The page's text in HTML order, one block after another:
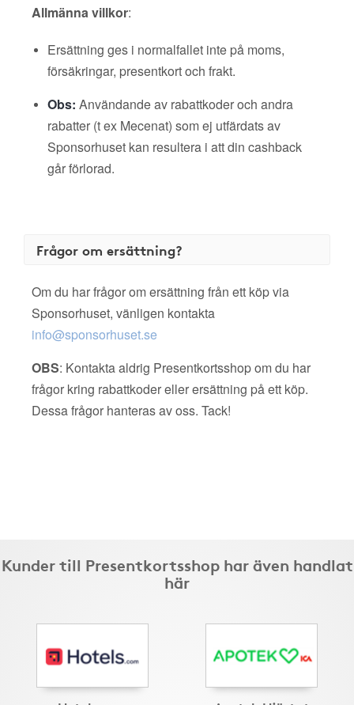
Allmänna villkor:
Ersättning ges i normalfallet inte på moms,
försäkringar, presentkort och frakt.
Obs: Användande av rabattkoder och andra
rabatter (t ex Mecenat) som ej utfärdats av
Sponsorhuset kan resultera i att din cashback
går förlorad.
Frågor om ersättning?
Om du har frågor om ersättning från ett köp via
Sponsorhuset, vänligen kontakta
info@sponsorhuset.se
OBS: Kontakta aldrig Presentkortsshop om du har
frågor kring rabattkoder eller ersättning på ett köp.
Dessa frågor hanteras av oss. Tack!
Kunder till Presentkortsshop har även handlat
här